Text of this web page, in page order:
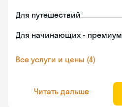
Для путешествий
Для начинающих - премиум
Все услуги и цены (4)
Читать дальше